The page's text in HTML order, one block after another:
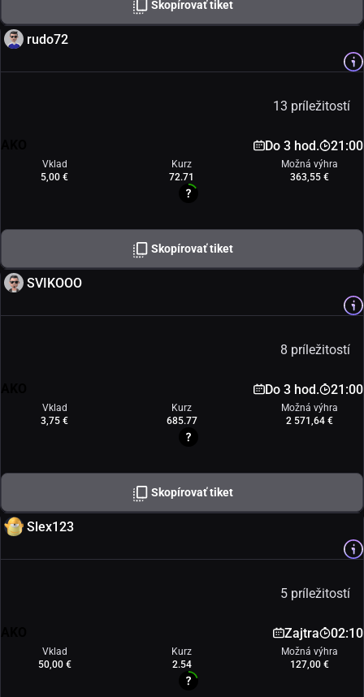
Skopírovať tiket
rudo72
13 príležitostí
Do 3 hod. 21:00
Vklad
5,00 €
Kurz
72.71
Možná výhra
363,55 €
Skopírovať tiket
SVIKOOO
8 príležitostí
Do 3 hod. 21:00
Vklad
3,75 €
Kurz
685.77
Možná výhra
2 571,64 €
Skopírovať tiket
Slex123
5 príležitostí
Zajtra 02:10
Vklad
50,00 €
Kurz
2.54
Možná výhra
127,00 €